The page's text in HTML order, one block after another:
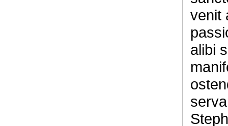
venit
alibi